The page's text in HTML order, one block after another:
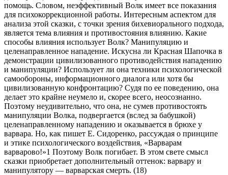
помощь. Словом, неэффективный Волк имеет все показания
для психокоррекционной работы. Интересным аспектом для
анализа этой сказки, с точки зрения бихевиорального подхода,
является тема влияния и противостояния влиянию. Какие
способы влияния использует Волк? Манипуляцию и
целенаправленное нападение. Искусна ли Красная Шапочка в
демонстрации цивилизованного противодействия нападению
и манипуляции? Использует ли она техники психологической
самообороны, информационного диалога или хотя бы
цивилизованную конфронтацию? Судя по ее поведению, она
делает это крайне неумело и, скорее всего, неосознанно.
Поэтому неудивительно, что она, не сумев противостоять
манипуляции Волка, подвергается (вслед за бабушкой)
целенаправленному нападению и оказывается в брюхе у
варвара. Но, как пишет Е. Сидоренко, рассуждая о принципе
и этике психологического воздействия, «Варварам
варварово!»1 Поэтому Волк погибает. В этом свете смысл
сказки приобретает дополнительный оттенок: варвару и
манипулятору — варварская смерть. (18)